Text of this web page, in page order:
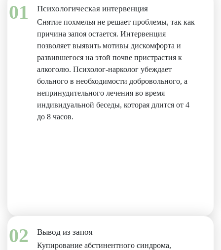
01 Психологическая интервенция
Снятие похмелья не решает проблемы, так как
причина запоя остается. Интервенция
позволяет выявить мотивы дискомфорта и
развившегося на этой почве пристрастия к
алкоголю. Психолог-нарколог убеждает
больного в необходимости добровольного, а
непринудительного лечения во время
индивидуальной беседы, которая длится от 4
до 8 часов.
02 Вывод из запоя
Купирование абстинентного синдрома,